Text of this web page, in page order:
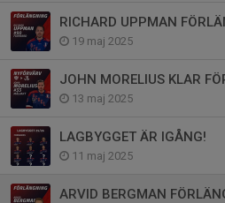
RICHARD UPPMAN
19 maj 2025
JOHN MORELIUS KLAR
13 maj 2025
LAGBYGGET ÄR IGÅNG!
11 maj 2025
ARVID BERGMAN